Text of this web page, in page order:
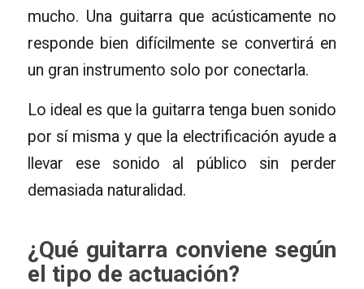
mucho. Una guitarra que acústicamente no
responde bien difícilmente se convertirá en
un gran instrumento solo por conectarla.
Lo ideal es que la guitarra tenga buen sonido
por sí misma y que la electrificación ayude a
llevar ese sonido al público sin perder
demasiada naturalidad.
¿Qué guitarra conviene según
el tipo de actuación?